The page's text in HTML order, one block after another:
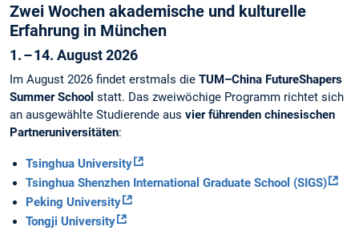
Zwei Wochen akademische und kulturelle
Erfahrung in München
1. – 14. August 2026
Im August 2026 findet erstmals die TUM–China FutureShapers
Summer School statt. Das zweiwöchige Programm richtet sich
an ausgewählte Studierende aus vier führenden chinesischen
Partneruniversitäten:
Tsinghua University
Tsinghua Shenzhen International Graduate School (SIGS)
Peking University
Tongji University